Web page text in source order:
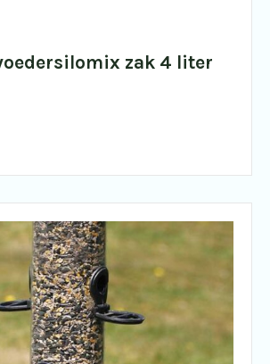
zak 4 liter